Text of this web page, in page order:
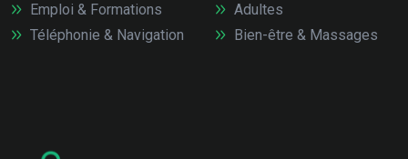
Emploi & Formations
Téléphonie & Navigation
Adultes
Bien-être & Massages